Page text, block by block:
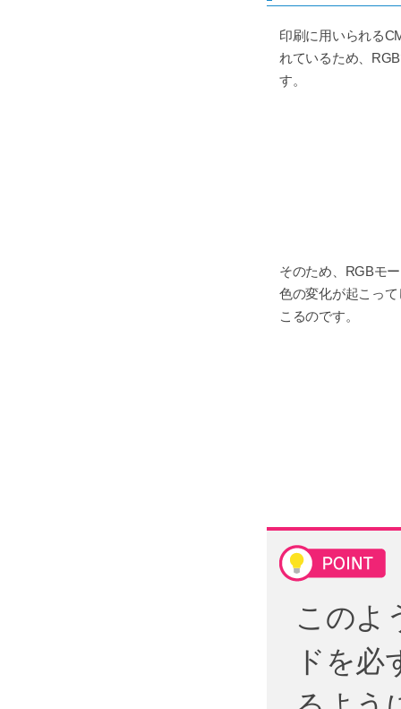
印刷に用いられる
れているため、
す。
そのため、RGBモ
色の変化が起こっ
こるのです。
このよ
ドを必